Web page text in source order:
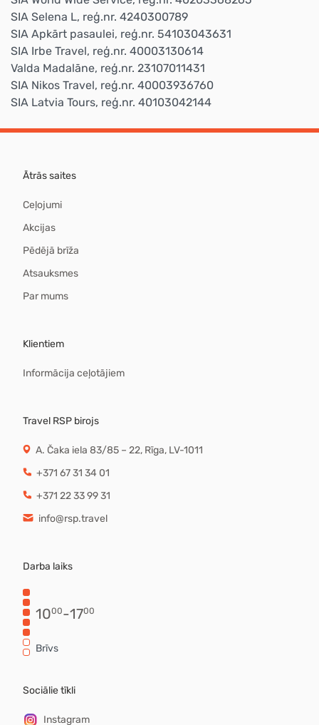
SIA Selena L, reģ.nr. 4240300789
SIA Apkārt pasaulei, reģ.nr. 54103043631
SIA Irbe Travel, reģ.nr. 40003130614
Valda Madalāne, reģ.nr. 23107011431
SIA Nikos Travel, reģ.nr. 40003936760
SIA Latvia Tours, reģ.nr. 40103042144
Ātrās saites
Ceļojumi
Akcijas
Pēdējā brīža
Atsauksmes
Par mums
Klientiem
Informācija ceļotājiem
Travel RSP birojs
A. Čaka iela 83/85 – 22, Rīga, LV-1011
+371 67 31 34 01
+371 22 33 99 31
info@rsp.travel
Darba laiks
1000-1700
Brīvs
Sociālie tīkli
Instagram